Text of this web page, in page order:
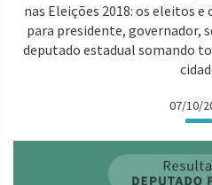
nas Eleições 2018: os eleitos
para presidente, governador,
deputado estadual somando
07/10/